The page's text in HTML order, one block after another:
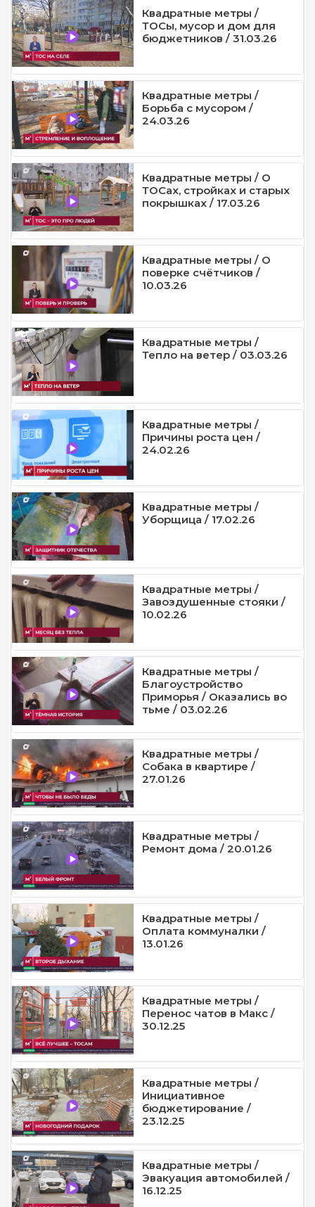
Квадратные метры /
ТОСы, мусор и дом для
бюджетников / 31.03.26
Квадратные метры /
Борьба с мусором /
24.03.26
Квадратные метры / О
ТОСах, стройках и старых
покрышках / 17.03.26
Квадратные метры / О
поверке счётчиков /
10.03.26
Квадратные метры /
Тепло на ветер / 03.03.26
Квадратные метры /
Причины роста цен /
24.02.26
Квадратные метры /
Уборщица / 17.02.26
Квадратные метры /
Завоздушенные стояки /
10.02.26
Квадратные метры /
Благоустройство
Приморья / Оказались во
тьме / 03.02.26
Квадратные метры /
Собака в квартире /
27.01.26
Квадратные метры /
Ремонт дома / 20.01.26
Квадратные метры /
Оплата коммуналки /
13.01.26
Квадратные метры /
Перенос чатов в Макс /
30.12.25
Квадратные метры /
Инициативное
бюджетирование /
23.12.25
Квадратные метры /
Эвакуация автомобилей /
16.12.25